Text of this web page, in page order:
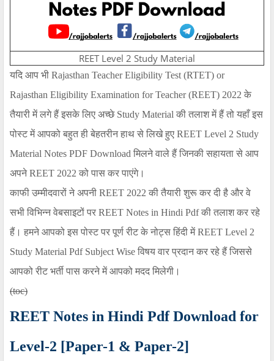
REET Level 2 Study Material
यदि आप भी Rajasthan Teacher Eligibility Test (RTET) or
Rajasthan Eligibility Examination for Teacher (REET) 2022 के
तैयारी में लगे हैं इसके लिए अच्छेStudy Material की तलाश में हैं तो यहाँ इस
पोस्ट में आपको बहुत ही बेहतरीन हाथ से लिखे हुए REET Level 2 Study
Material Notes PDF Download मिलने वाले हैं जिनकी सहायता से आप
अपने REET 2022 को पास कर पाएंगे।
काफी उम्मीदवारों ने अपनी REET 2022 की तैयारी शुरू कर दी है और वे
सभी विभिन्न वेबसाइटों पर REET Notes in Hindi Pdfकी तलाश कर रहे
हैं। हमने आपको इस पोस्ट पर पूर्ण रीट के नोट्स हिंदी मेंREET Level 2
Study Material Pdf Subject Wise विषय वार प्रदान कर रहे हैं जिससे
आपको रीट भर्ती पास करने में आपको मदद मिलेगी।
(toc)
REET Notes in Hindi Pdf Download for
Level-2 [Paper-1 & Paper-2]